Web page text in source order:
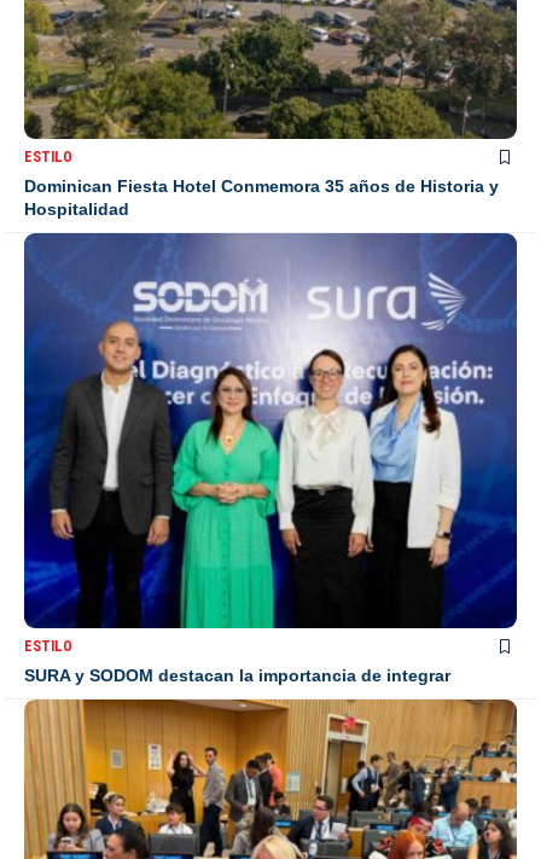
ESTILO
Dominican Fiesta Hotel Conmemora 35 años de Historia y
Hospitalidad
ESTILO
SURA y SODOM destacan la importancia de integrar